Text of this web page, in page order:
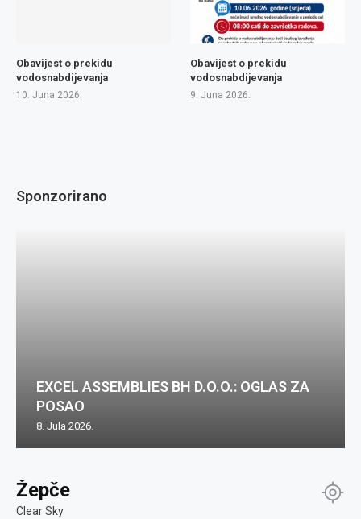
Žepče
Clear Sky
Obavijest o prekidu
vodosnabdijevanja
10. Juna 2026.
Obavijest o prekidu
vodosnabdijevanja
9. Juna 2026.
Sponzorirano
EXCEL ASSEMBLIES BH D.O.O.: OGLAS ZA
POSAO
8. Jula 2026.